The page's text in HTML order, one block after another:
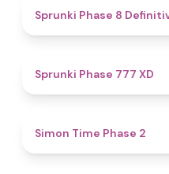
Sprunki Phase 8
Sprunki Phase 777 XD
Simon Time Phase 2